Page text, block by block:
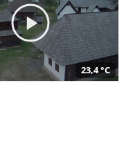
23,4 °C